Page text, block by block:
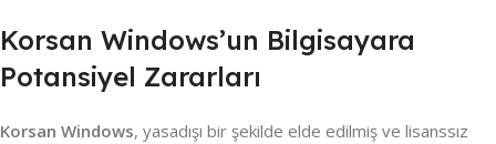
Korsan Windows’un Bilgisayara
Potansiyel Zararları
Korsan Windows, yasadışı bir şekilde elde edilmiş ve lisanssız